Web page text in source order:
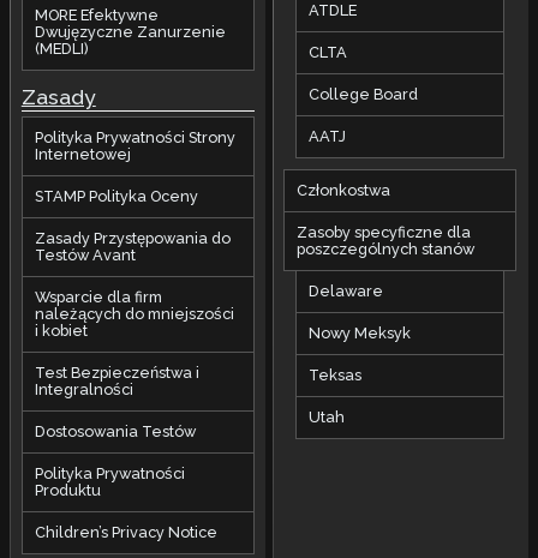
MORE Efektywne
Dwujęzyczne Zanurzenie
(MEDLI)
Zasady
Polityka Prywatności Strony
Internetowej
STAMP Polityka Oceny
Zasady Przystępowania do
Testów Avant
Wsparcie dla firm
należących do mniejszości
i kobiet
Test Bezpieczeństwa i
Integralności
Dostosowania Testów
Polityka Prywatności
Produktu
Children’s Privacy Notice
ATDLE
CLTA
College Board
AATJ
Członkostwa
Zasoby specyficzne dla
poszczególnych stanów
Delaware
Nowy Meksyk
Teksas
Utah